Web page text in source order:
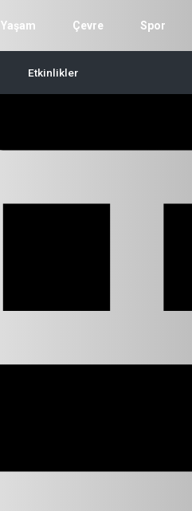
Yaşam Çevre Spor
Etkinlikler